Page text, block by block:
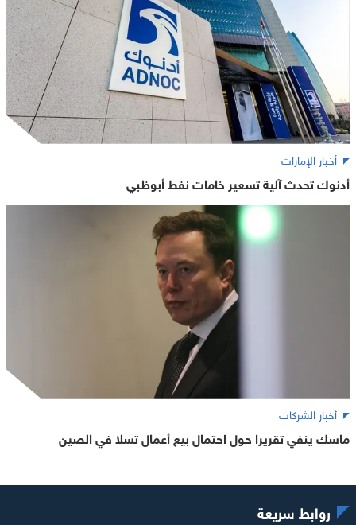
أخبار الإمارات
أدنوك تحدث آلية تسعير خامات نفط أبوظبي
أخبار الشركات
ماسك ينفي تقريرا حول احتمال بيع أعمال تسلا في الصين
روابط سريعة